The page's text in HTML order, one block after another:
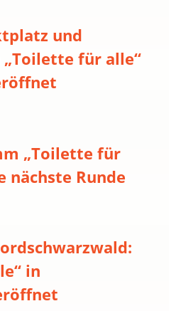
und
für alle“
„Toilette für
nächste Runde
in